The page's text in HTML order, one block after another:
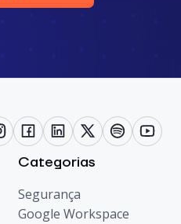
Categorias
Segurança
Google Workspace